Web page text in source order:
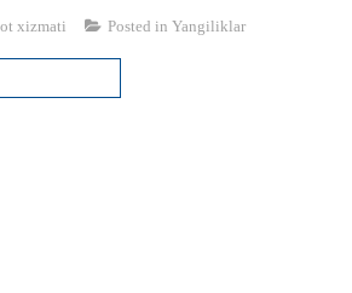
xizmati Posted in Yangiliklar